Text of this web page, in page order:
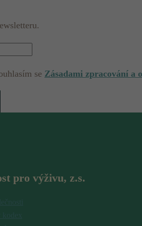
se Zásadami zpracování a
pro výživu, z.s.